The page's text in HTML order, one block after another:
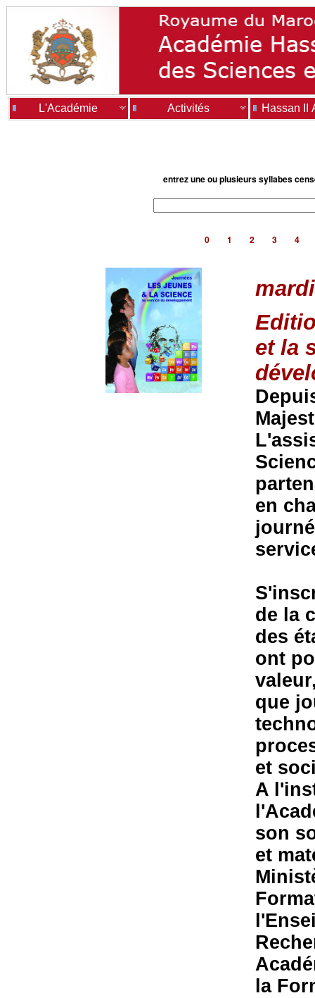
L'Académie Activités Hassan II
entrez une ou plusieurs syllabes
0 1 2 3 4
et la
en
de la
des
ont
que
et
A
son
et
la